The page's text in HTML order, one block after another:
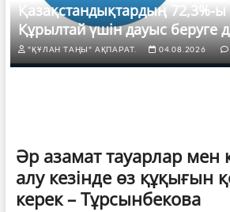
Қазақстандықтардың 72,3%-
Құрылтай үшін дауыс беруге
"ҚҰЛАН ТАҢЫ" АҚПАРАТ. 04.08.2026
Әр азамат тауарлар мен
алу кезінде өз құқығын
керек – Тұрсынбекова